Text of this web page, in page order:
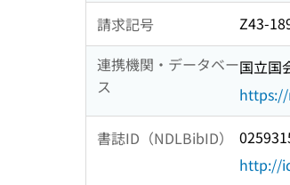
請求記号
Z43-
連携機関・データベー
ス
国立国
書誌ID（NDLBibID）
http://